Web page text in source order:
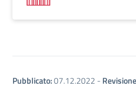
Pubblicato:07.12.2022 -